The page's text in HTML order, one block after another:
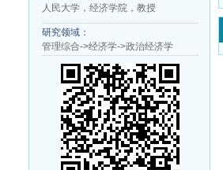
人民大学，经济学院，教授
研究领域：
管理综合->经济学->政治经济学